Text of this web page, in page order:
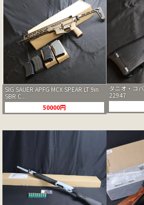
SIG SAUER APFG MCX SPEAR LT 9in
SBR C...
50000円
タニオ・コ
22947